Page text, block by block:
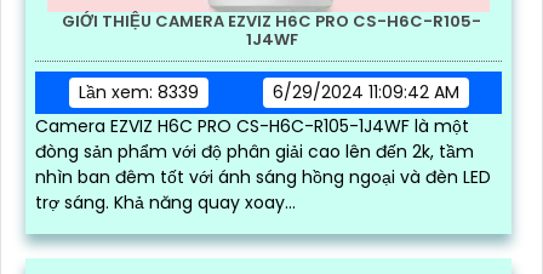
GIỚI THIỆU CAMERA EZVIZ H6C PRO CS-H6C-R105-
1J4WF
Lần xem: 8339
6/29/2024 11:09:42 AM
Camera EZVIZ H6C PRO CS-H6C-R105-1J4WF là một
đòng sản phẩm với độ phân giải cao lên đến 2k, tầm
nhìn ban đêm tốt với ánh sáng hồng ngoại và đèn LED
trợ sáng. Khả năng quay xoay...